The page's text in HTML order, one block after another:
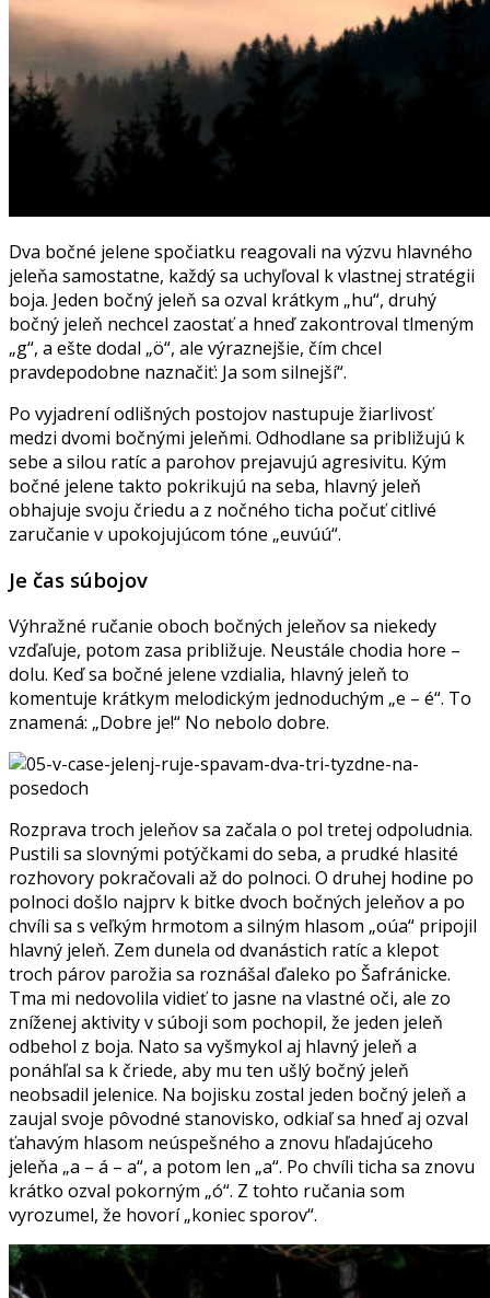
Dva bočné jelene spočiatku reagovali na výzvu hlavného
jeleňa samostatne, každý sa uchyľoval k vlastnej stratégii
boja. Jeden bočný jeleň sa ozval krátkym „hu“, druhý
bočný jeleň nechcel zaostať a hneď zakontroval tlmeným
„g“, a ešte dodal „ö“, ale výraznejšie, čím chcel
pravdepodobne naznačiť: Ja som silnejší“.
Po vyjadrení odlišných postojov nastupuje žiarlivosť
medzi dvomi bočnými jeleňmi. Odhodlane sa približujú k
sebe a silou ratíc a parohov prejavujú agresivitu. Kým
bočné jelene takto pokrikujú na seba, hlavný jeleň
obhajuje svoju čriedu a z nočného ticha počuť citlivé
zaručanie v upokojujúcom tóne „euvúú“.
Je čas súbojov
Výhražné ručanie oboch bočných jeleňov sa niekedy
vzďaľuje, potom zasa približuje. Neustále chodia hore –
dolu. Keď sa bočné jelene vzdialia, hlavný jeleň to
komentuje krátkym melodickým jednoduchým „e – é“. To
znamená: „Dobre je!“ No nebolo dobre.
Rozprava troch jeleňov sa začala o pol tretej odpoludnia.
Pustili sa slovnými potýčkami do seba, a prudké hlasité
rozhovory pokračovali až do polnoci. O druhej hodine po
polnoci došlo najprv k bitke dvoch bočných jeleňov a po
chvíli sa s veľkým hrmotom a silným hlasom „oúa“ pripojil
hlavný jeleň. Zem dunela od dvanástich ratíc a klepot
troch párov parožia sa roznášal ďaleko po Šafránicke.
Tma mi nedovolila vidieť to jasne na vlastné oči, ale zo
zníženej aktivity v súboji som pochopil, že jeden jeleň
odbehol z boja. Nato sa vyšmykol aj hlavný jeleň a
ponáhľal sa k čriede, aby mu ten ušlý bočný jeleň
neobsadil jelenice. Na bojisku zostal jeden bočný jeleň a
zaujal svoje pôvodné stanovisko, odkiaľ sa hneď aj ozval
ťahavým hlasom neúspešného a znovu hľadajúceho
jeleňa „a – á – a“, a potom len „a“. Po chvíli ticha sa znovu
krátko ozval pokorným „ó“. Z tohto ručania som
vyrozumel, že hovorí „koniec sporov“.